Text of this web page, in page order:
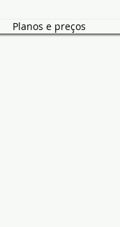
Planos e preços